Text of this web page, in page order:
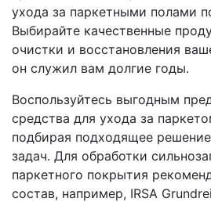
ухода за паркетными полами
Выбирайте качественные
очистки и восстановления
он служил вам долгие годы.
Воспользуйтесь выгодным
средства для ухода за
подбирая подходящее
задач. Для обработки
паркетного покрытия
состав, например, IRSA